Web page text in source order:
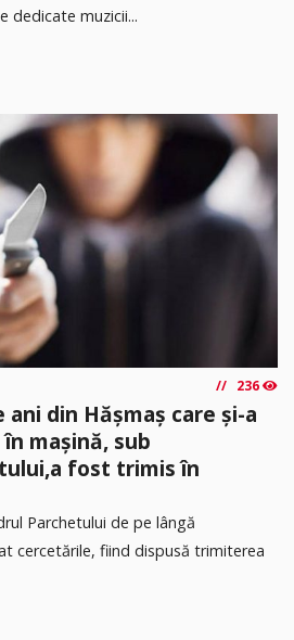
dedicate muzicii...
236
ani din Hășmaș care și-a
mașină, sub
fost trimis în
Parchetului de pe lângă
cercetările, fiind dispusă trimiterea